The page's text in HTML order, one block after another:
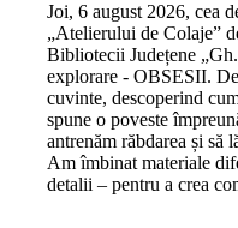
Joi, 6 august 2026, cea
„Atelierului de Colaje”
Bibliotecii Județene
explorare - OBSESII.
cuvinte, descoperind
spune o poveste
antrenăm răbdarea și să
Am îmbinat materiale
detalii – pentru a crea